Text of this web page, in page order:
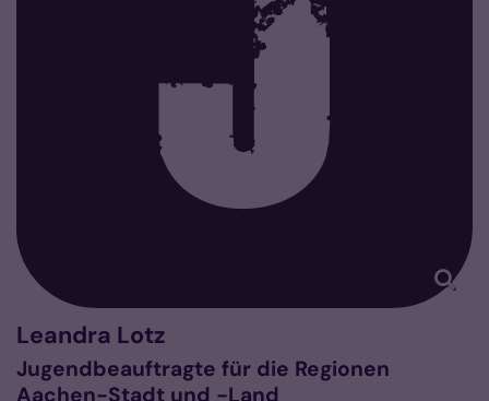
Leandra Lotz
Jugendbeauftragte für die Regionen
Aachen-Stadt und -Land